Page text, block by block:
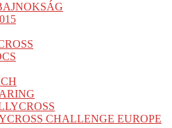
CHALLENGE EUROPE